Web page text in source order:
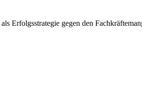
Erfolgsstrategie gegen den